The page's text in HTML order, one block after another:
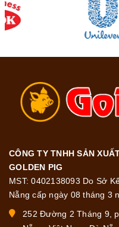
CÔNG TY TNHH SẢN
GOLDEN PIG
MST: 0402138093 Do Sở
Nẵng cấp ngày 08 tháng 3
252 Đường 2 Tháng 9,